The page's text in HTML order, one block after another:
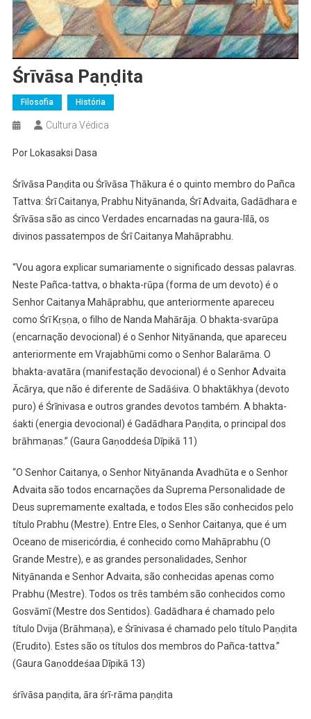
Śrīvāsa Paṇḍita
Filosofia História
Cultura Védica
Por Lokasaksi Dasa
Śrīvāsa Paṇḍita ou Śrīvāsa Ṭhākura é o quinto membro do Pañca
Tattva: Śrī Caitanya, Prabhu Nityānanda, ŚrīAdvaita, Gadādhara e
Śrīvāsa são as cinco Verdades encarnadas na gaura-līlā, os
divinos passatempos de Śrī Caitanya Mahāprabhu.
“Vou agora explicar sumariamente o significado dessas palavras.
Neste Pañca-tattva, o bhakta-rūpa (forma de um devoto) é o
Senhor Caitanya Mahāprabhu, que anteriormente apareceu
como Śrī Kṛṣṇa, o filho de Nanda Mahārāja. O bhakta-svarūpa
(encarnação devocional) é o Senhor Nityānanda, que apareceu
anteriormente em Vrajabhūmi como o Senhor Balarāma. O
bhakta-avatāra (manifestação devocional) é o Senhor Advaita
Ācārya, que não é diferente de Sadāśiva. O bhaktākhya (devoto
puro) é Śrīnivasa e outros grandes devotos também. A bhakta-
śakti (energia devocional) é Gadādhara Paṇḍita, o principal dos
brāhmaṇas.” (Gaura Gaṇoddeśa Dīpikā 11)
“O Senhor Caitanya, o Senhor Nityānanda Avadhūta e o Senhor
Advaita são todos encarnações da Suprema Personalidade de
Deus supremamente exaltada, e todos Eles são conhecidos pelo
título Prabhu (Mestre). Entre Eles, o Senhor Caitanya, que é um
Oceano de misericórdia, é conhecido como Mahāprabhu (O
Grande Mestre), e as grandes personalidades, Senhor
Nityānanda e Senhor Advaita, são conhecidas apenas como
Prabhu (Mestre). Todos os três também são conhecidos como
Gosvāmī (Mestre dos Sentidos). Gadādhara é chamado pelo
título Dvija (Brāhmaṇa), e Śrīnivasa é chamado pelo título Paṇḍita
(Erudito). Estes são os títulos dos membros do Pañca-tattva.”
(Gaura Gaṇoddeśaa Dīpikā 13)
śrīvāsa paṇḍita, āra śrī-rāma paṇḍita